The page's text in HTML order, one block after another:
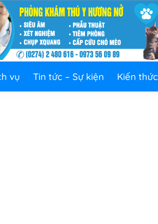
vụ Tin tức – Sự kiện Kiến thức